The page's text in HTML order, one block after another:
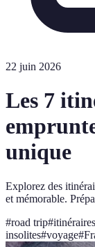
22 juin 2026
Les 7
unique
Explorez des
et mémorable.
#road trip#itinéraires
insolites#voyage#